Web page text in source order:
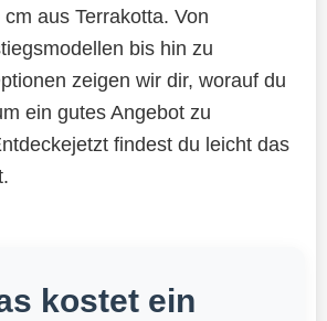
aus Terrakotta. Von
bis hin zu
zeigen wir dir, worauf du
ein gutes Angebot zu
findest du leicht das
kostet ein